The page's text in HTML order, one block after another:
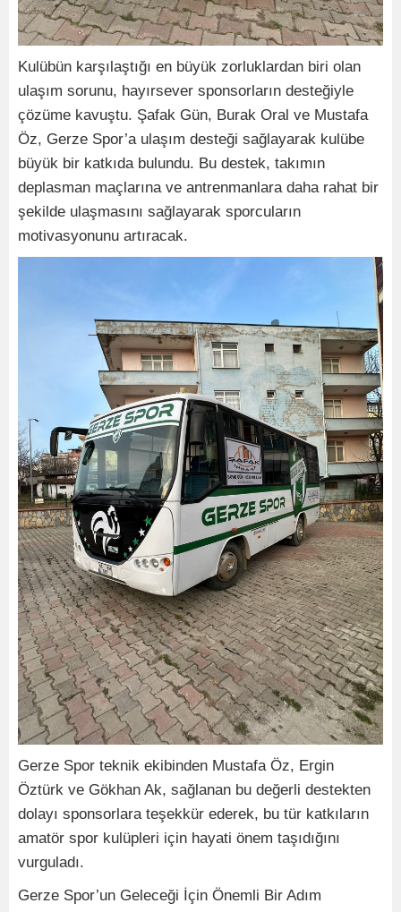
Kulübün karşılaştığı en büyük zorluklardan biri olan
ulaşım sorunu, hayırsever sponsorların desteğiyle
çözüme kavuştu. Şafak Gün, Burak Oral ve Mustafa
Öz, Gerze Spor’a ulaşım desteği sağlayarak kulübe
büyük bir katkıda bulundu. Bu destek, takımın
deplasman maçlarına ve antrenmanlara daha rahat bir
şekilde ulaşmasını sağlayarak sporcuların
motivasyonunu artıracak.
Gerze Spor teknik ekibinden Mustafa Öz, Ergin
Öztürk ve Gökhan Ak, sağlanan bu değerli destekten
dolayı sponsorlara teşekkür ederek, bu tür katkıların
amatör spor kulüpleri için hayati önem taşıdığını
vurguladı.
Gerze Spor’un Geleceği İçin Önemli Bir Adım